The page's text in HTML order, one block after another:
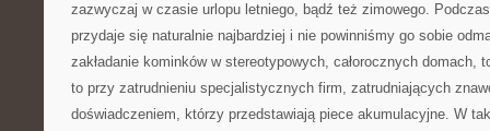
zazwyczaj w czasie urlopu letniego, bądź też zimowego.
przydaje się naturalnie najbardziej i nie powinniśmy go sobie
zakładanie kominków w stereotypowych, całorocznych domach,
to przy zatrudnieniu specjalistycznych firm, zatrudniających
doświadczeniem, którzy przedstawiają piece akumulacyjne. W